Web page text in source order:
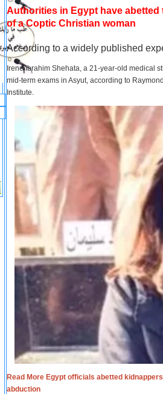
Authorities in Egypt have
of a Coptic Christian woman
According to a widely published
Irene Ibrahim Shehata, a 21-year-old medical
mid-term exams in Asyut, according to
Institute.
Read More Egypt officials abetted
abduction